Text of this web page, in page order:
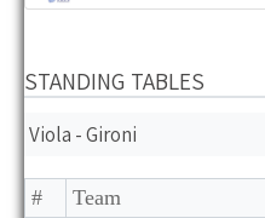
STANDING TABLES
Viola - Gironi
# Team